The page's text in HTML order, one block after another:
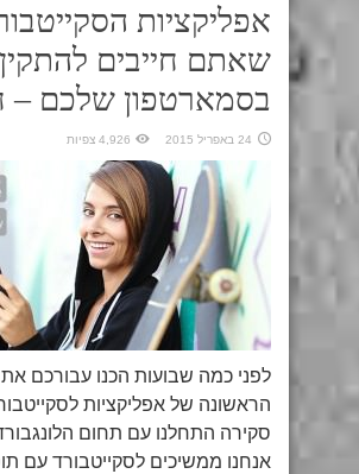
אפליקציות
שאתם חייבים להתקין
בסמארטפון שלכם –
24 באפריל 2015 4,926 צפיות
לפני כמה שבועות הכנו עבורכם
הראשונה של אפליקציות
סקירה התחלנו עם תחום
אנחנו ממשיכים לסקייטבורד עם